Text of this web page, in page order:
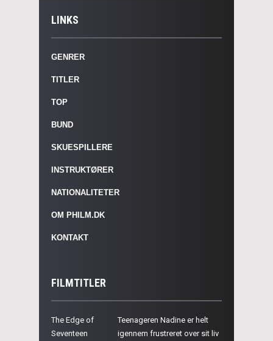
LINKS
GENRER
TITLER
TOP
BUND
SKUESPILLERE
INSTRUKTØRER
NATIONALITETER
OM PHILM.DK
KONTAKT
FILMTITLER
The Edge of
Seventeen
Teenageren Nadine er helt
igennem frustreret over sit liv